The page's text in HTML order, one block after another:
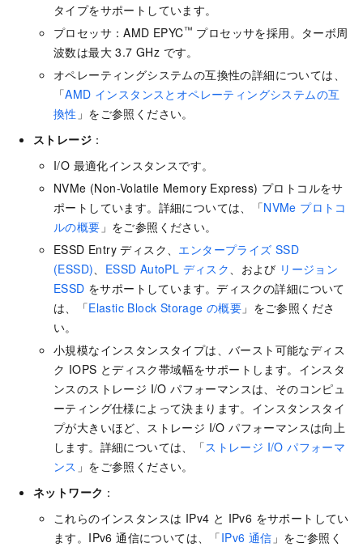
タイプをサポートしています。
プロセッサ：AMD EPYC™ プロセッサを採用。ターボ周
波数は最大 3.7 GHz です。
オペレーティングシステムの互換性の詳細については、
「AMD インスタンスとオペレーティングシステムの互
換性 」をご参照ください。
ストレージ ：
I/O 最適化インスタンスです。
NVMe (Non-Volatile Memory Express) プロトコルをサ
ポートしています。詳細については、「NVMe プロトコ
ルの概要 」をご参照ください。
ESSD Entry ディスク、 エンタープライズ SSD
(ESSD)、 ESSD AutoPL ディスク、および リージョン
ESSD をサポートしています。ディスクの詳細について
は、「Elastic Block Storage の概要 」をご参照くださ
い。
小規模なインスタンスタイプは、バースト可能なディス
ク IOPS とディスク帯域幅をサポートします。インスタ
ンスのストレージ I/O パフォーマンスは、そのコンピュ
ーティング仕様によって決まります。インスタンスタイ
プが大きいほど、ストレージ I/O パフォーマンスは向上
します。詳細については、「ストレージ I/O パフォーマ
ンス 」をご参照ください。
ネットワーク ：
これらのインスタンスは IPv4 と IPv6 をサポートしてい
ます。IPv6 通信については、「IPv6 通信 」をご参照く